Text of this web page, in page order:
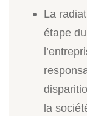
La
étape
la